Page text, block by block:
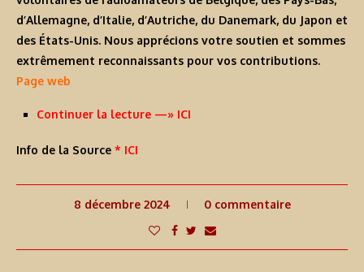
d’Allemagne, d’Italie, d’Autriche, du Danemark, du Japon et
des États-Unis. Nous apprécions votre soutien et sommes
extrêmement reconnaissants pour vos contributions.
Page web
Continuer la lecture —» ICI
Info de la Source * ICI
8 décembre 2024 0 commentaire